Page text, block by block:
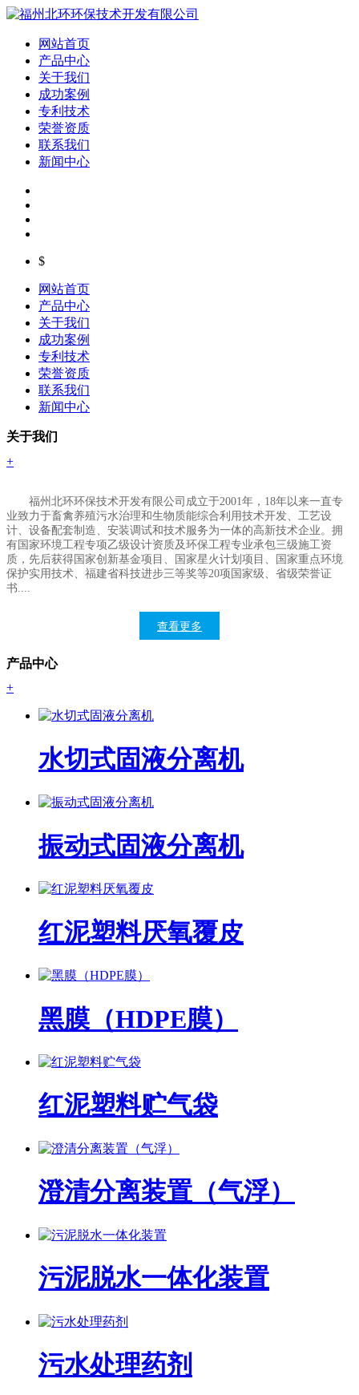
网站首页
产品中心
关于我们
成功案例
专利技术
荣誉资质
联系我们
新闻中心
$
网站首页
产品中心
关于我们
成功案例
专利技术
荣誉资质
联系我们
新闻中心
关于我们
+
福州北环环保技术开发有限公司成立于2001年，18年以来一直专
业致力于畜禽养殖污水治理和生物质能综合利用技术开发、工艺设
计、设备配套制造、安装调试和技术服务为一体的高新技术企业。拥
有国家环境工程专项乙级设计资质及环保工程专业承包三级施工资
质，先后获得国家创新基金项目、国家星火计划项目、国家重点环境
保护实用技术、福建省科技进步三等奖等20项国家级 、省级荣誉证
书....
查看更多
产品中心
+
水切式固液分离机
振动式固液分离机
红泥塑料厌氧覆皮
黑膜（HDPE膜）
红泥塑料贮气袋
澄清分离装置（气浮）
污泥脱水一体化装置
污水处理药剂